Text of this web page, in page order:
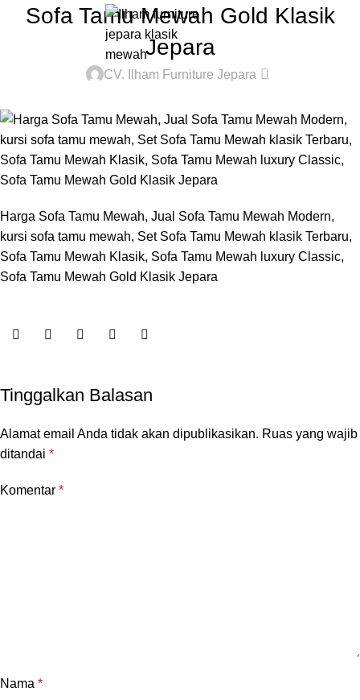
Sofa Tamu Mewah Gold Klasik
Jepara
CV. Ilham Furniture Jepara 0
Harga Sofa Tamu Mewah, Jual Sofa Tamu Mewah Modern,
kursi sofa tamu mewah, Set Sofa Tamu Mewah klasik Terbaru,
Sofa Tamu Mewah Klasik, Sofa Tamu Mewah luxury Classic,
Sofa Tamu Mewah Gold Klasik Jepara
Tinggalkan Balasan
Alamat email Anda tidak akan dipublikasikan. Ruas yang wajib
ditandai *
Komentar *
Nama *